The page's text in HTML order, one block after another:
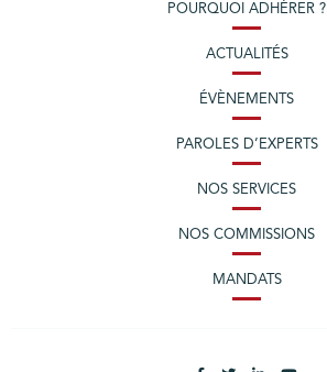
POURQUOI ADHÉRER ?
ACTUALITÉS
ÉVÈNEMENTS
PAROLES D’EXPERTS
NOS SERVICES
NOS COMMISSIONS
MANDATS